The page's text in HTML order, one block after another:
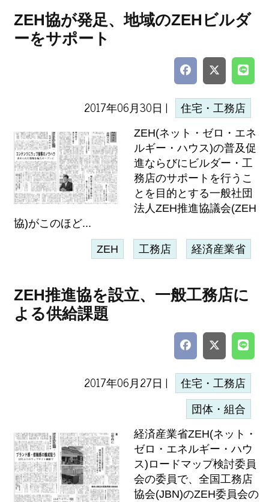
ZEH協が発足、地域のZEHビルダ
ーをサポート
2017年06月30日 | 住宅・工務店
ZEH(ネット・ゼロ・エネ
ルギー・ハウス)の普及促
進ならびにビルダー・工
務店のサポートを行うこ
とを目的とする一般社団
法人ZEH推進協議会(ZEH
協)がこのほど...
ZEH 工務店 経済産業省
ZEH推進協を設立、一般工務店に
よる供給課題
2017年06月27日 | 住宅・工務店
団体・組合
経済産業省ZEH(ネット・
ゼロ・エネルギー・ハウ
ス)ロードマップ検討委員
会の委員で、全国工務店
協会(JBN)のZEH委員会の